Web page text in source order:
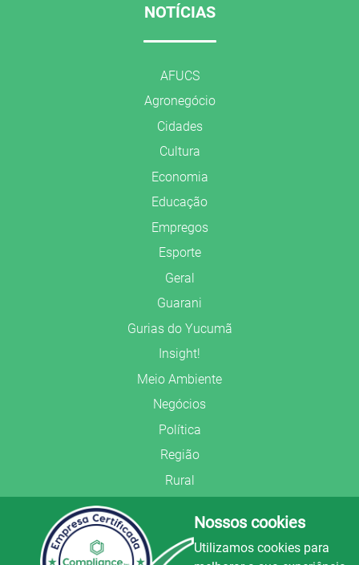
NOTÍCIAS
AFUCS
Agronegócio
Cidades
Cultura
Economia
Educação
Empregos
Esporte
Geral
Guarani
Gurias do Yucumã
Insight!
Meio Ambiente
Negócios
Política
Região
Rural
Segurança Pública
União Frederiquense
Nossos cookies
Utilizamos cookies para